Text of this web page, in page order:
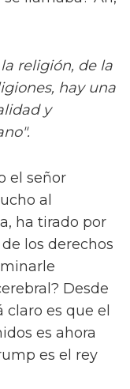
religión, de la
hay una
y
el señor
al
ha tirado por
los derechos
Desde
claro es que el
es ahora
es el rey